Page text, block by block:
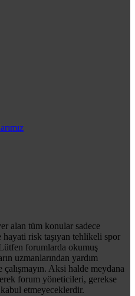
alan tüm konular sadece
hayati risk taşıyan tehlikeli spor
forumlarda okumuş
uzmanlarından yardım
çalışmayın. Aksi halde meydana
forum yöneticileri, gerekse
etmeyeceklerdir.